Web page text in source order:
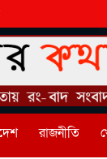
রাজনীতি